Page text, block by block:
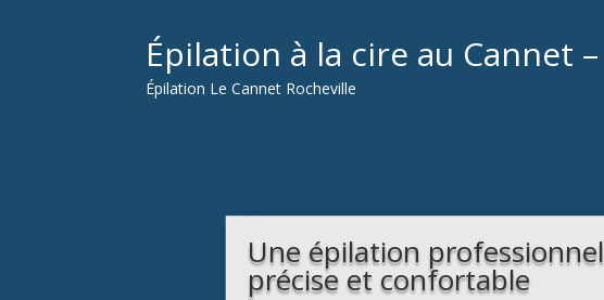
Épilation à la cire au Cannet
Épilation Le Cannet Rocheville
Une épilation
précise et confortable